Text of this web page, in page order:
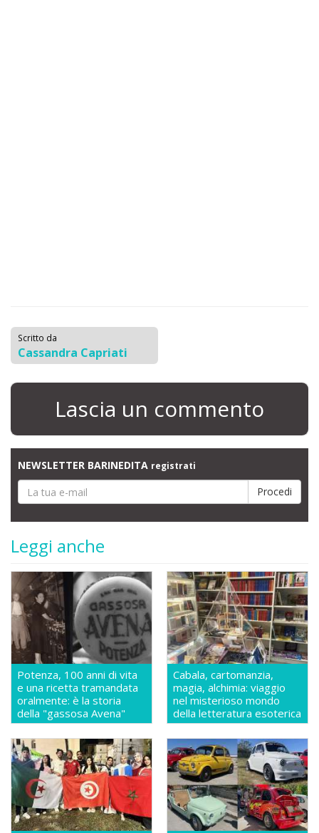
Scritto da
Cassandra Capriati
Lascia un commento
NEWSLETTER BARINEDITA registrati
Leggi anche
Potenza, 100 anni di vita
e una ricetta tramandata
oralmente: è la storia
della "gassosa Avena"
Cabala, cartomanzia,
magia, alchimia: viaggio
nel misterioso mondo
della letteratura esoterica